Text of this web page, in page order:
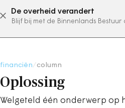
De overheid verandert
Blijf bij met de Binnenlands Bestuur
abonneer nu
financiën column
Oplossing
Welgeteld één onderwerp op